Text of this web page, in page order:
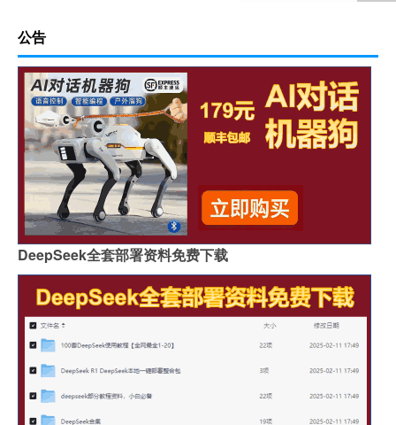
公告
DeepSeek全套部署资料免费下载